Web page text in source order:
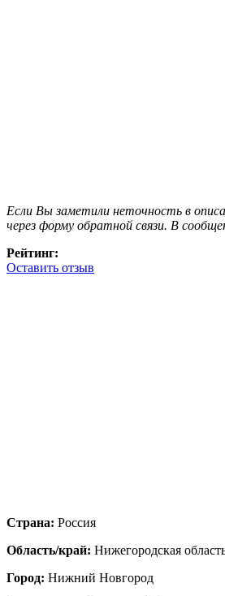
Если Вы заметили неточность в
через форму обратной связи. В
Рейтинг:
Оставить отзыв
Страна: Россия
Область/край: Нижегородская
Город: Нижний Новгород